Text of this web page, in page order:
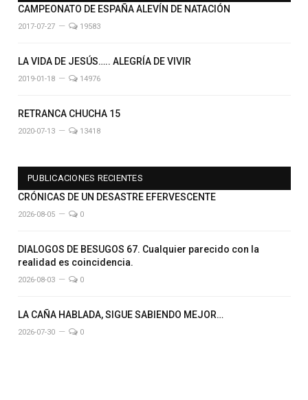
CAMPEONATO DE ESPAÑA ALEVÍN DE NATACIÓN
2017-07-27 19583
LA VIDA DE JESÚS….. ALEGRÍA DE VIVIR
2019-01-18 14976
RETRANCA CHUCHA 15
2020-07-13 13418
PUBLICACIONES RECIENTES
CRÓNICAS DE UN DESASTRE EFERVESCENTE
2026-08-05 0
DIALOGOS DE BESUGOS 67. Cualquier parecido con la
realidad es coincidencia.
2026-08-03 0
LA CAÑA HABLADA, SIGUE SABIENDO MEJOR…
2026-07-30 0